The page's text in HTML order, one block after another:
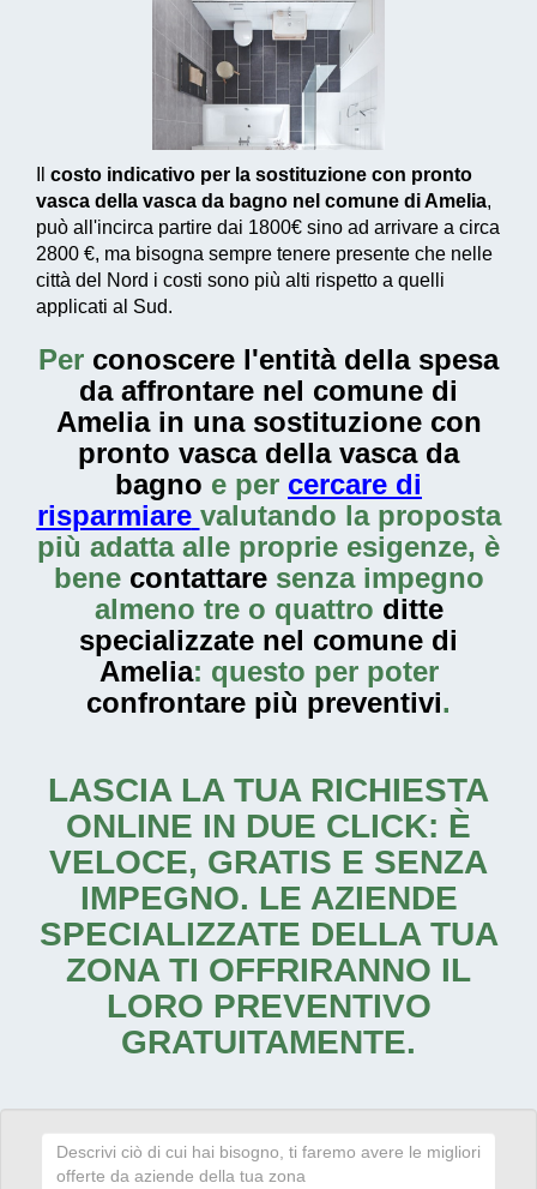
costo indicativo per la sostituzione con pronto
vasca della vasca da bagno nel comune di Amelia,
può all'incirca partire dai 1800€ sino ad arrivare a circa
2800 €, ma bisogna sempre tenere presente che nelle
città del Nord i costi sono più alti rispetto a quelli
applicati al Sud.
Per conoscere l'entità della spesa
da affrontare nel comune di
Amelia in una sostituzione con
pronto vasca della vasca da
bagno e per cercare di
risparmiare valutando la proposta
più adatta alle proprie esigenze, è
bene contattaresenza impegno
almeno tre o quattro ditte
specializzate nel comune di
Amelia: questo per poter
confrontare più preventivi.
LASCIA LA TUA RICHIESTA
ONLINE IN DUE CLICK: È
VELOCE, GRATIS E SENZA
IMPEGNO. LE AZIENDE
SPECIALIZZATE DELLA TUA
ZONA TI OFFRIRANNO IL
LORO PREVENTIVO
GRATUITAMENTE.